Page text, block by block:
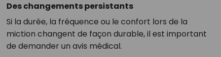
Des changements persistants
Si la durée, la fréquence ou le confort lors de la
miction changent de façon durable, il est important
de demander un avis médical.